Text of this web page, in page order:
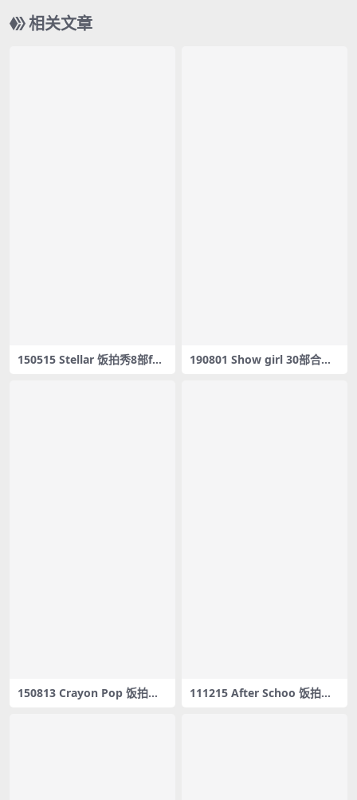
相关文章
150515 Stellar 饭拍秀8部fan
190801 Show girl 30部合集
150813 Crayon Pop 饭拍秀3
111215 After Schoo 饭拍秀3